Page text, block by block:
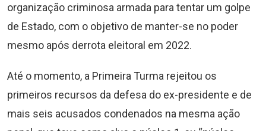
organização criminosa armada para tentar um golpe
de Estado, com o objetivo de manter-se no poder
mesmo após derrota eleitoral em 2022.
Até o momento, a Primeira Turma rejeitou os
primeiros recursos da defesa do ex-presidente e de
mais seis acusados condenados na mesma ação